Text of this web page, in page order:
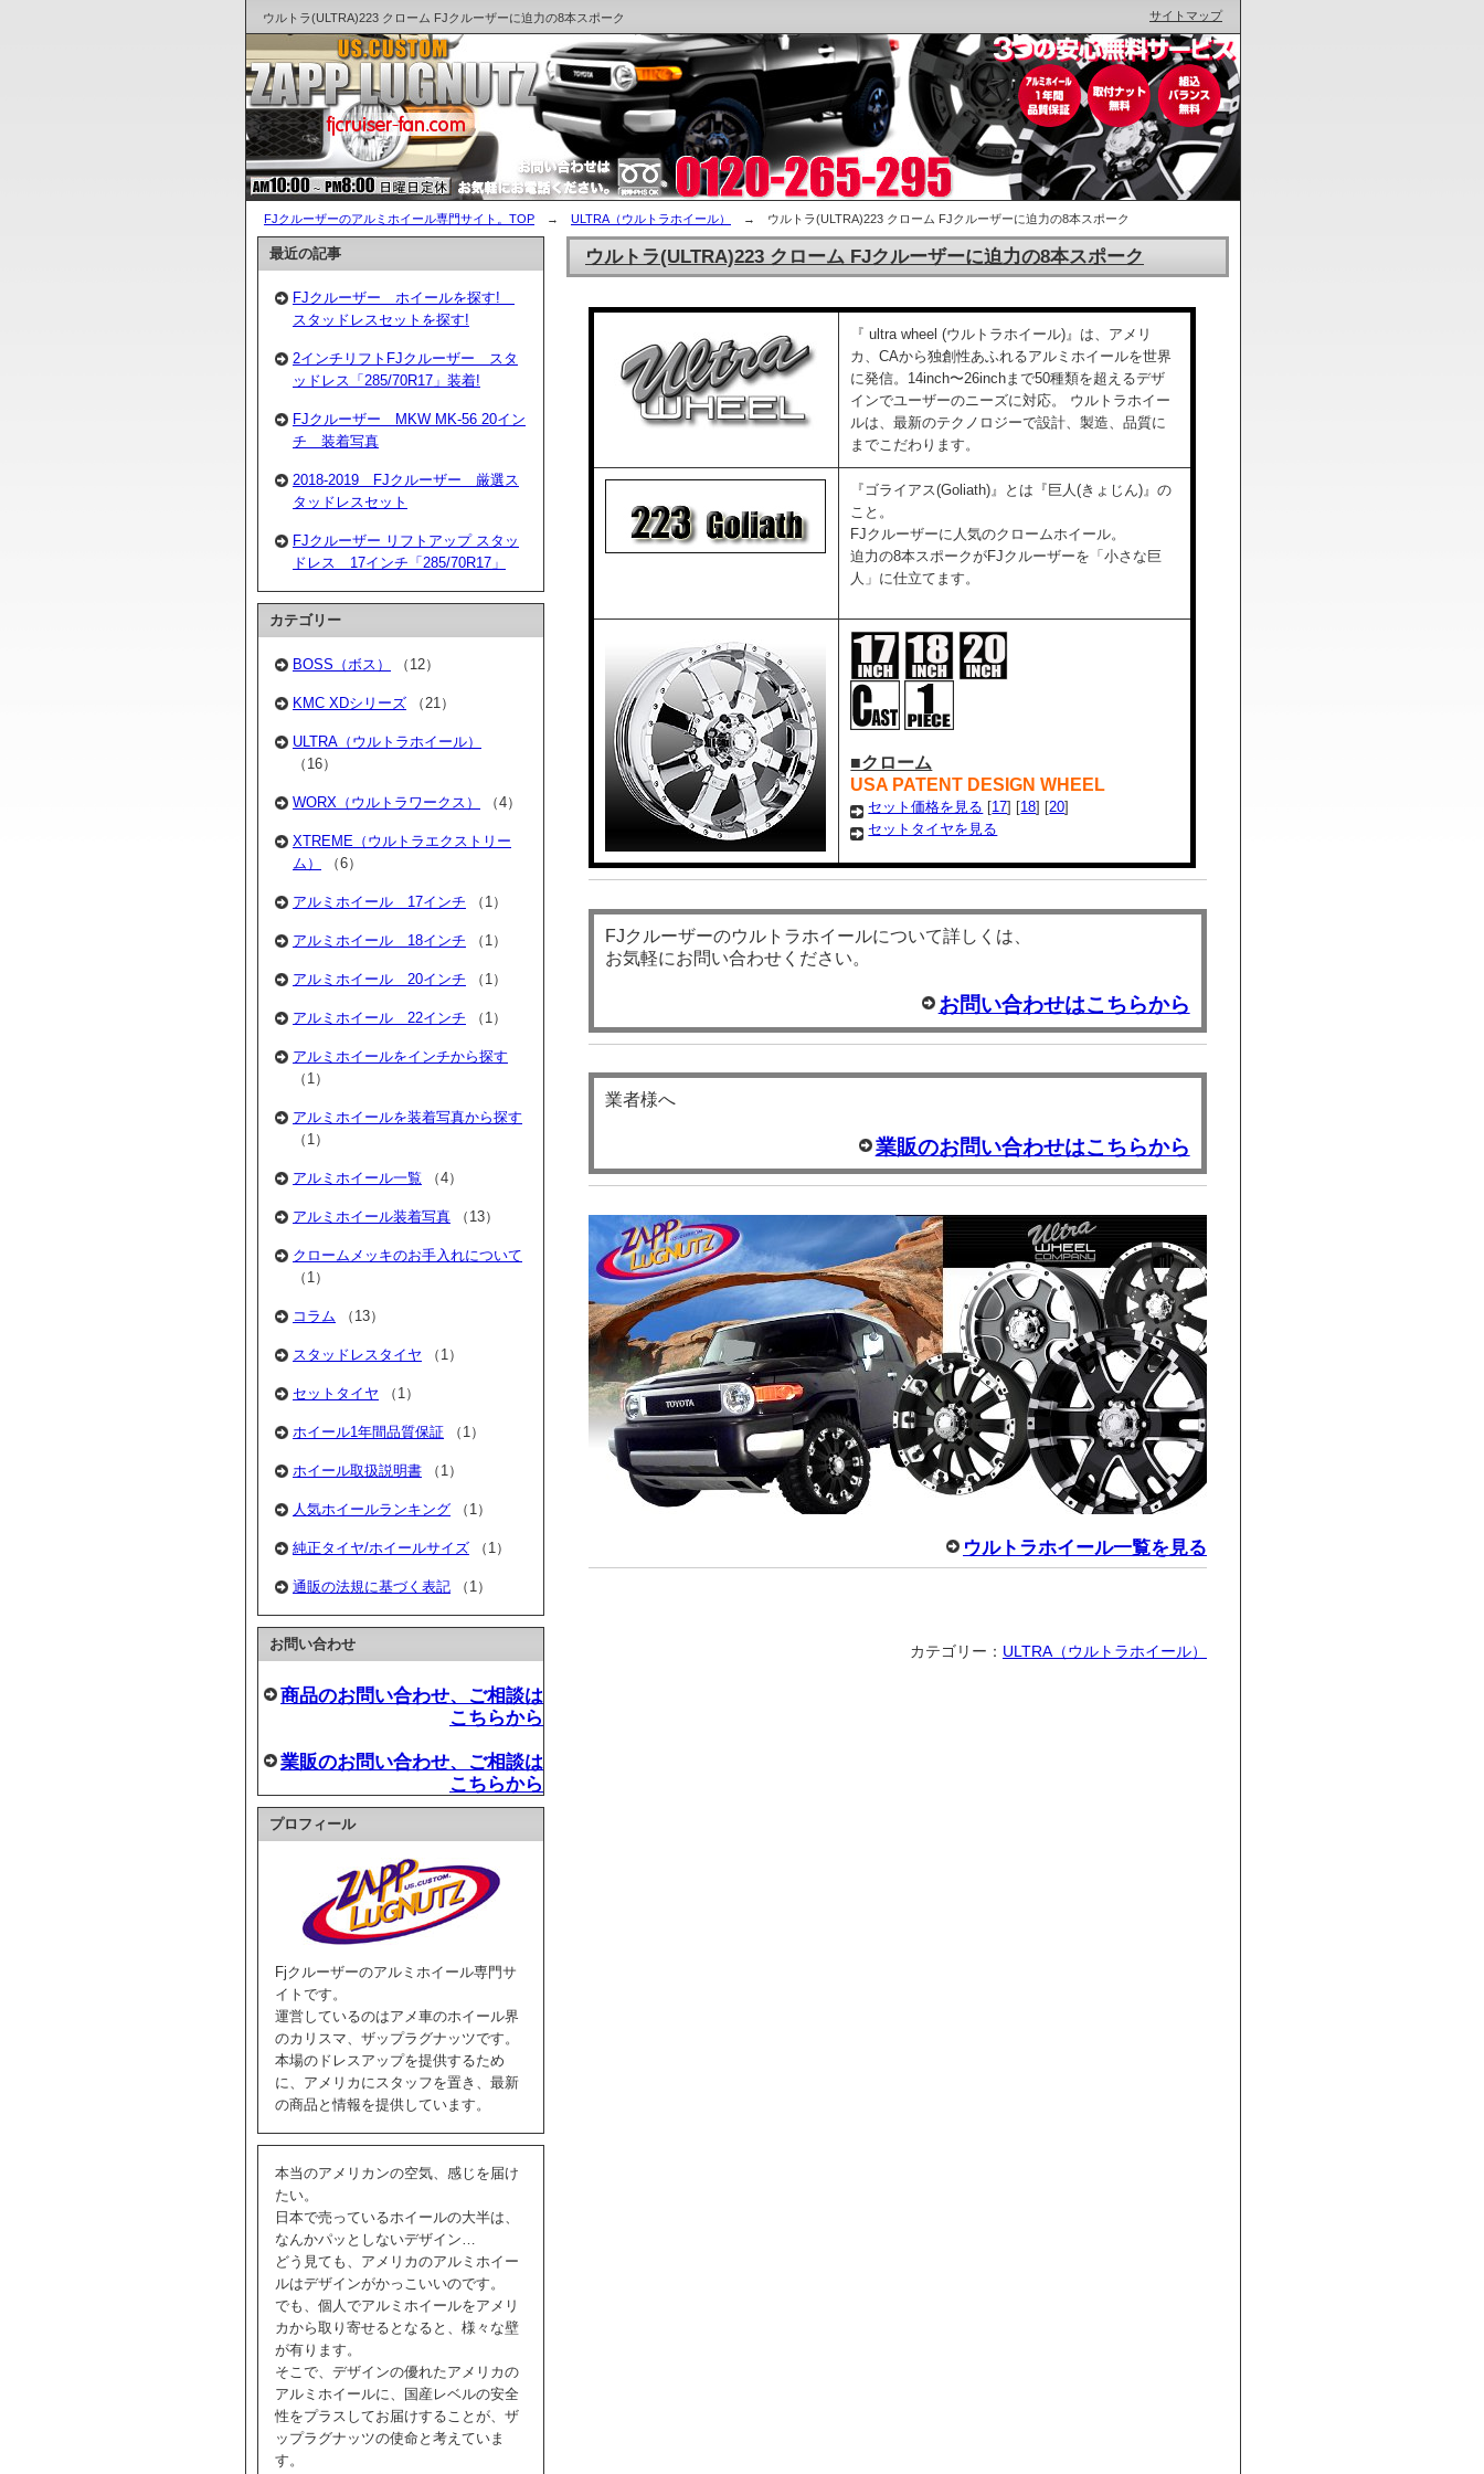
ウルトラ(ULTRA)223 クローム FJクルーザーに迫力の8本スポーク
ウルトラ(ULTRA)223 クローム FJクルーザーに迫力の8本スポーク
『 ultra wheel (ウルトラホイール)』は、アメリ
カ、CAから独創性あふれるアルミホイールを世界
に発信。14inch〜26inchまで50種類を超えるデザ
インでユーザーのニーズに対応。 ウルトラホイー
ルは、最新のテクノロジーで設計、製造、品質に
までこだわります。
『ゴライアス(Goliath)』とは『巨人(きょじん)』の
こと。
FJクルーザーに人気のクロームホイール。
迫力の8本スポークがFJクルーザーを「小さな巨
人」に仕立てます。
■クローム
USA PATENT DESIGN WHEEL
セット価格を見る [17] [18] [20]
セットタイヤを見る
FJクルーザーのウルトラホイールについて詳しくは、
お気軽にお問い合わせください。
お問い合わせはこちらから
業者様へ
業販のお問い合わせはこちらから
ウルトラホイール一覧を見る
カテゴリー： ULTRA（ウルトラホイール）
最近の記事
FJクルーザー ホイールを探す!
スタッドレスセットを探す!
2インチリフトFJクルーザー スタ
ッドレス「285/70R17」装着!
FJクルーザー MKW MK-56 20イン
チ 装着写真
2018-2019 FJクルーザー 厳選ス
タッドレスセット
FJクルーザー リフトアップ スタッ
ドレス 17インチ「285/70R17」
カテゴリー
BOSS（ボス） （12）
KMC XDシリーズ （21）
ULTRA（ウルトラホイール）
（16）
WORX（ウルトラワークス） （4）
XTREME（ウルトラエクストリー
ム）
（6）
アルミホイール 17インチ （1）
アルミホイール 18インチ （1）
アルミホイール 20インチ （1）
アルミホイール 22インチ （1）
アルミホイールをインチから探す
（1）
アルミホイールを装着写真から探す
（1）
アルミホイール一覧 （4）
アルミホイール装着写真 （13）
クロームメッキのお手入れについて
（1）
コラム （13）
スタッドレスタイヤ （1）
セットタイヤ （1）
ホイール1年間品質保証 （1）
ホイール取扱説明書 （1）
人気ホイールランキング （1）
純正タイヤ/ホイールサイズ （1）
通販の法規に基づく表記 （1）
お問い合わせ
商品のお問い合わせ、ご相談は
こちらから
業販のお問い合わせ、ご相談は
こちらから
プロフィール
Fjクルーザーのアルミホイール専門サ
イトです。
運営しているのはアメ車のホイール界
のカリスマ、ザップラグナッツです。
本場のドレスアップを提供するため
に、アメリカにスタッフを置き、最新
の商品と情報を提供しています。
本当のアメリカンの空気、感じを届け
たい。
日本で売っているホイールの大半は、
なんかパッとしないデザイン…
どう見ても、アメリカのアルミホイー
ルはデザインがかっこいいのです。
でも、個人でアルミホイールをアメリ
カから取り寄せるとなると、様々な壁
が有ります。
そこで、デザインの優れたアメリカの
アルミホイールに、国産レベルの安全
性をプラスしてお届けすることが、ザ
ップラグナッツの使命と考えていま
す。
サイトマップ
FJクルーザーのアルミホイール専門サイト。TOP → ULTRA（ウルトラホイール） → ウルトラ(ULTRA)223 クローム FJクルーザーに迫力の8本スポーク